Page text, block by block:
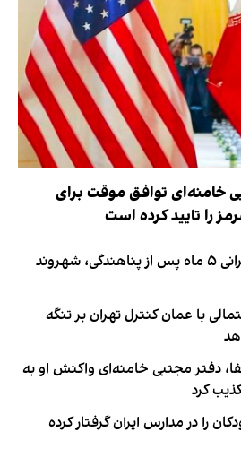
توافق موقت برای
را تایید کرده است
دو فوتبالیست زن ایرانی ۵ ماه پس از پناهندگی، شهروند
با عمان کنترل تهران بر تنگه
دفتر مجتبی خامنه‌ای واکنش او به
کرد
را در مدارس ایران گرفتار کرده